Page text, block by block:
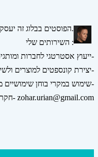
הפוסטים בבלוג זה יעסקו בעולם התקשורת השיווקית שיווק, מיתוג, אסטרטגיה, דיגיטל ומדיה חברתית.
השירותים שלי :
ייעוץ אסטרטגי לחברות ומותגים גדולים- בניית אסטרטגיה דיגיטלית-
יצירת קונספטים למוצרים ולשירותים דיגיטליים-
שימוש במקרי בוחן שימושיים מרחבי העולם-
חקר הטרנדים המובילים- zohar.urian@gmail.com